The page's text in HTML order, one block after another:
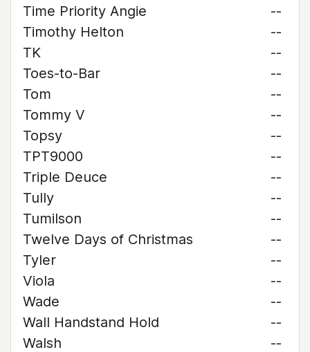
Time Priority Angie
--
Timothy Helton
--
TK
--
Toes-to-Bar
--
Tom
--
Tommy V
--
Topsy
--
TPT9000
--
Triple Deuce
--
Tully
--
Tumilson
--
Twelve Days of Christmas
--
Tyler
--
Viola
--
Wade
--
Wall Handstand Hold
--
Walsh
--